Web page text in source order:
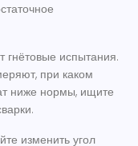
гнётовые испытания.
при каком
ниже нормы, ищите
изменить угол